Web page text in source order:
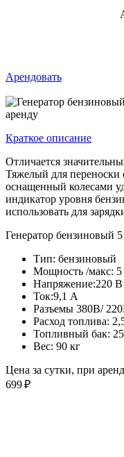
Арендовать
Краткое описание
Отличается
Тяжелый для переноски
оснащенный колесами
индикатор уровня
использовать для
Генератор бензиновый
Тип: бензиновый
Мощность /макс:
Напряжение:220 В
Ток:9,1 А
Разъемы 380В/
Расход топлива:
Топливный бак:
Вес: 90 кг
Цена за сутки, при
699₽